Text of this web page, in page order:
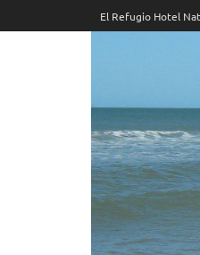
to
El Refugio Hotel